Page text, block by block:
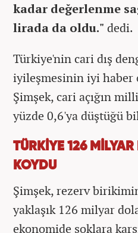
kadar değerlenme
lirada da oldu." dedi.
Türkiye'nin cari dış
iyileşmesinin iyi haber
Şimşek, cari açığın
yüzde 0,6'ya düştüğü
TÜRKİYE 126
KOYDU
Şimşek, rezerv
yaklaşık 126 milyar
ekonomide şoklara